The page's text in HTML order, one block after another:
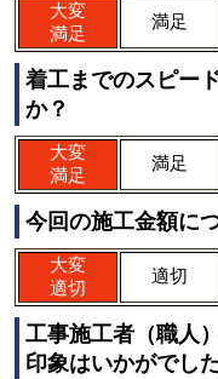
大変
満足
満足
着工までのスピー
か？
大変
満足
満足
今回の施工金額に
大変
適切
適切
工事施工者（職人
印象はいかがでし